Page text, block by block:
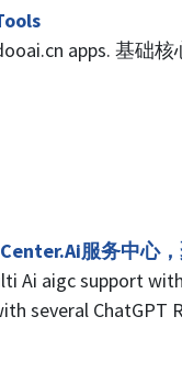
apps. 基础
服务中心
Ai aigc support
several ChatGPT